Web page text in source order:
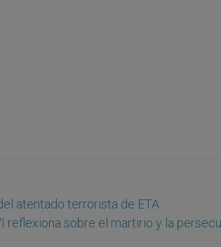
atentado terrorista de ETA
reflexiona sobre el martirio y la